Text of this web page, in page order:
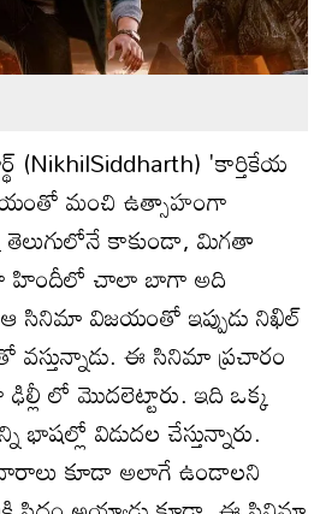
(NikhilSiddharth) 'కార్తికేయ
మంచి ఉత్సాహంగా
తెలుగులోనే కాకుండా, మిగతా
హిందీలో చాలా బాగా అది
ఆ సినిమా విజయంతో ఇప్పుడు నిఖిల్
ఈ సినిమా ప్రచారం
లో మొదలెట్టారు. ఇది ఒక్క
భాషల్లో విడుదల చేస్తున్నారు.
కూడా అలాగే ఉండాలని